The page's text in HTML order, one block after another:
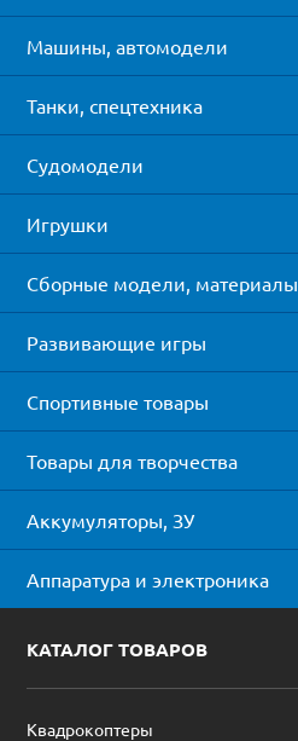
Машины, автомодели
Танки, спецтехника
Судомодели
Игрушки
Сборные модели, материалы
Развивающие игры
Спортивные товары
Товары для творчества
Аккумуляторы, ЗУ
Аппаратура и электроника
КАТАЛОГ ТОВАРОВ
Квадрокоптеры